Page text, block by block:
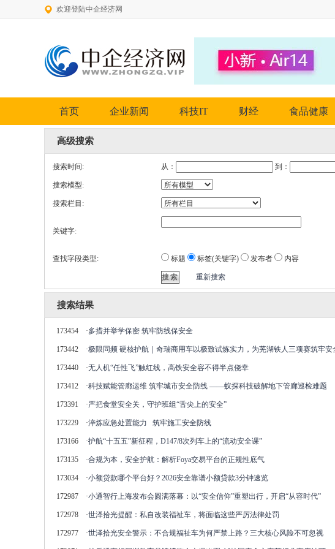
欢迎登陆中企经济网
首页 企业新闻 科技IT 财经 食品健康
高级搜索
搜索时间: 从： 到：
搜索模型:
搜索栏目:
关键字:
查找字段类型: 标题 标签(关键字) 发布者 内容
重新搜索
搜索结果
173454 ·多措并举学保密 筑牢防线保安全
173442 ·极限同频 硬核护航｜奇瑞商用车以极致试炼实力，为芜湖铁人三项赛筑牢安
173440 ·无人机“任性飞”触红线，高铁安全容不得半点侥幸
173412 ·科技赋能管廊运维 筑牢城市安全防线 ——蚁探科技破解地下管廊巡检难题
173391 ·严把食堂安全关，守护班组“舌尖上的安全”
173229 ·淬炼应急处置能力 筑牢施工安全防线
173166 ·护航“十五五”新征程，D147/8次列车上的“流动安全课”
173135 ·合规为本，安全护航：解析Foya交易平台的正规性底气
173034 ·小额贷款哪个平台好？2026安全靠谱小额贷款3分钟速览
172987 ·小通智行上海发布会圆满落幕：以“安全信仰”重塑出行，开启“从容时代”
172978 ·世泽拾光提醒：私自改装福祉车，将面临这些严厉法律处罚
172977 ·世泽拾光安全警示：不合规福祉车为何严禁上路？三大核心风险不可忽视